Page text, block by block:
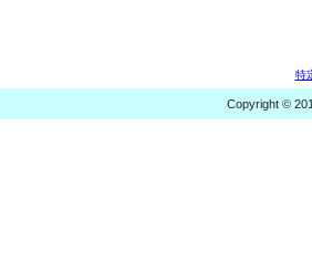
特
Copyright ©